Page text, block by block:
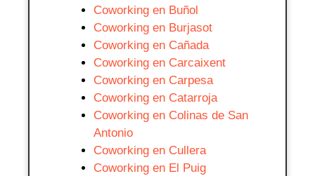
Coworking en Buñol
Coworking en Burjasot
Coworking en Cañada
Coworking en Carcaixent
Coworking en Carpesa
Coworking en Catarroja
Coworking en Colinas de San
Antonio
Coworking en Cullera
Coworking en El Puig